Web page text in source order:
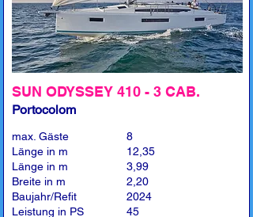
SUN ODYSSEY 410 - 3 CAB.
Portocolom
max. Gäste
Länge in m
Länge in m
Breite in m
Baujahr/Refit
Leistung in PS
8
12,35
3,99
2,20
2024
45